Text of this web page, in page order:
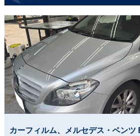
カーフィルム、メルセデス・ベンツ